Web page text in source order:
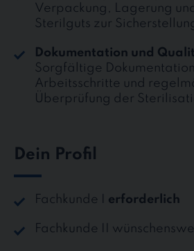
Verpackung, Lagerung
Sterilguts zur
Dokumentation und
Sorgfältige
Arbeitsschritte und
Überprüfung der
Dein Profil
Fachkunde I erforderlich
Fachkunde II